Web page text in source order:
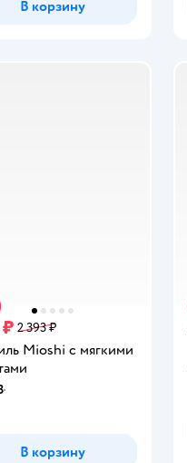
В корзину
2 393 ₽
Mioshi с мягкими
В корзину